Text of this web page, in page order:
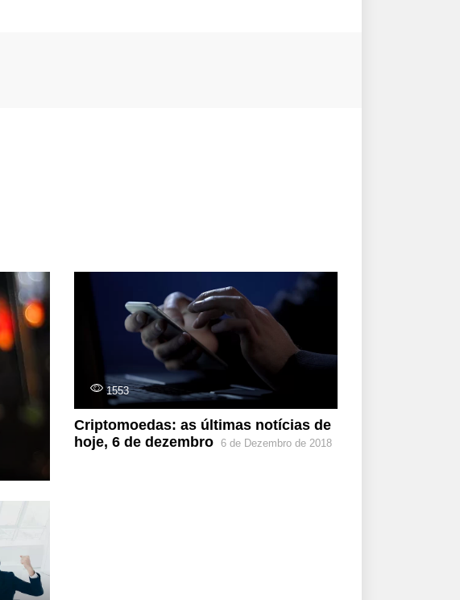
1553
Criptomoedas: as últimas notícias de
hoje, 6 de dezembro
6 de Dezembro de 2018